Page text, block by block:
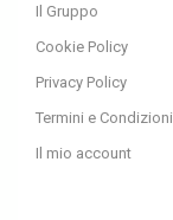
Il Gruppo
Cookie Policy
Privacy Policy
Termini e Condizioni
Il mio account